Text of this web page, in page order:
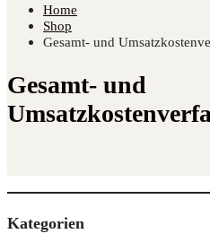
Home
Shop
Gesamt- und
Gesamt- und
Kate­go­rien